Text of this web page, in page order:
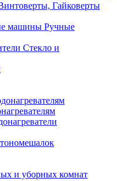
Гайковерты
Ручные
Стекло и